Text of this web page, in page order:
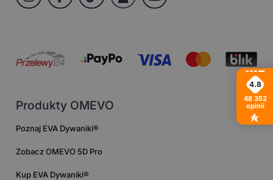
Produkty OMEVO
Poznaj EVA Dywaniki®
Zobacz OMEVO 5D Pro
Kup EVA Dywaniki®
4.8
48 352
opinii